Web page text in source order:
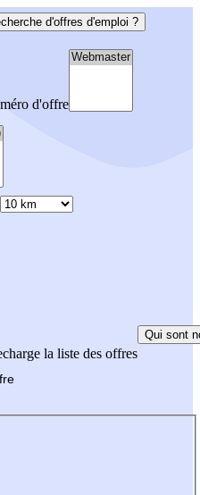
d'offres d'emploi ?
d'offre
la liste des offres
Qui sont